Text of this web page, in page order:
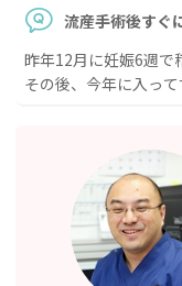
事な時期なので薬を飲
うか。
流産手術後すぐ
昨年12月に妊娠6週で
その後、今年に入っ
すし、つわりの症状
ないまま妊娠したの
の負担、胎児への影